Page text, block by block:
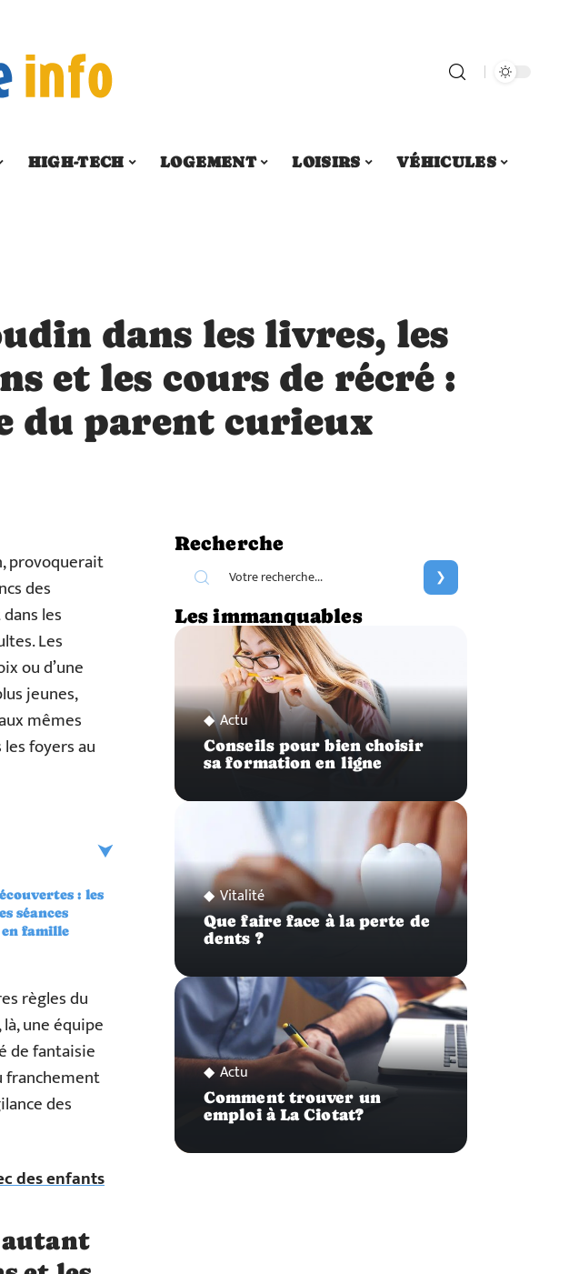
HIGH-TECH LOGEMENT LOISIRS
VÉHICULES
dans les livres, les
et les cours de récré :
du parent curieux
provoquerait
des
les
Les
ou d’une
jeunes,
mêmes
foyers au
: les
séances
famille
règles du
une équipe
de fantaisie
franchement
des
des enfants
autant
Recherche
Les immanquables
Actu
Conseils pour bien choisir
sa formation en ligne
Vitalité
Que faire face à la perte de
dents ?
Actu
Comment trouver un
emploi à La Ciotat?